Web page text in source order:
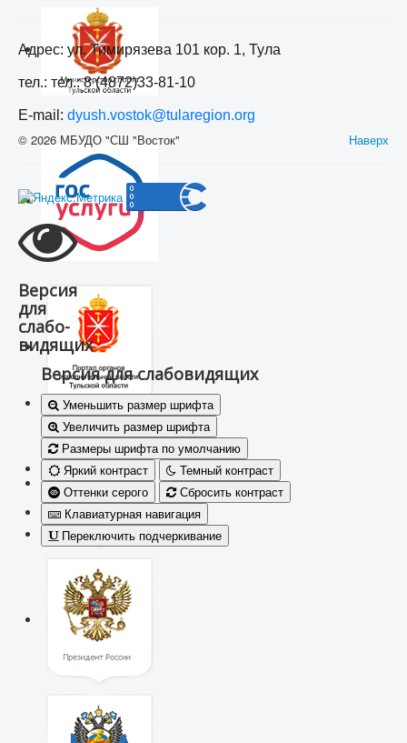
Адрес: ул. Тимирязева 101 кор. 1, Тула
тел.: тел.: 8 (4872)33-81-10
E-mail: dyush.vostok@tularegion.org
Наверх
© 2026 МБУДО "СШ "Восток"
Версия
для
слабо-
видящих
Версия для слабовидящих
Уменьшить размер шрифта
Увеличить размер шрифта
Размеры шрифта по умолчанию
Яркий контраст
Темный контраст
Оттенки серого
Сбросить контраст
Клавиатурная навигация
Переключить подчеркивание